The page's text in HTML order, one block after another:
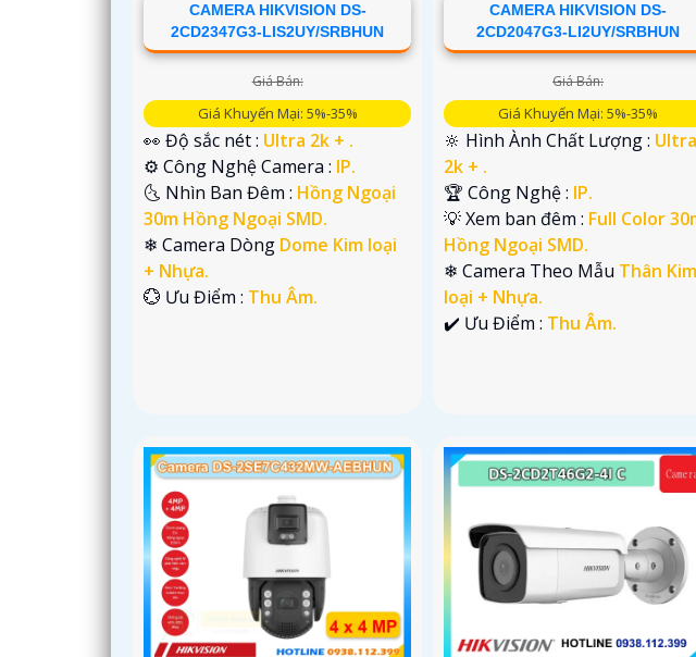
CAMERA HIKVISION DS-
2CD2347G3-LIS2UY/SRBHUN
Giá Bán:
Giá Khuyến Mại: 5%-35%
👀 Độ sắc nét : Ultra 2k + .
⚙ Công Nghệ Camera : IP.
🌜 Nhìn Ban Đêm : Hồng Ngoại
30m Hồng Ngoại SMD.
❄ Camera Dòng Dome Kim loại
+ Nhựa.
️💮 Ưu Điểm : Thu Âm.
CAMERA HIKVISION DS-
2CD2047G3-LI2UY/SRBHUN
Giá Bán:
Giá Khuyến Mại: 5%-35%
🔆 Hình Ành Chất Lượng : Ultra
2k + .
🏆 Công Nghệ : IP.
💡 Xem ban đêm : Full Color
Hồng Ngoại SMD.
❄ Camera Theo Mẫu Thân Kim
loại + Nhựa.
️✔️ Ưu Điểm : Thu Âm.